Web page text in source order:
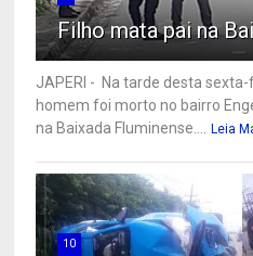
Filho mata pai na
JAPERI - Na tarde desta
homem foi morto no bairro
na Baixada Fluminense.... Leia
10